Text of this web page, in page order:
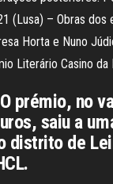
(Lusa) – Obras dos
Horta e Nuno
Literário Casino da
prémio, no
saiu a
distrito de